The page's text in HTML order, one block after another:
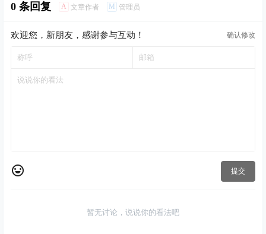
0 条回复 A 文章作者 M 管理员
欢迎您，新朋友，感谢参与互动！ 确认修改
提交
暂无讨论，说说你的看法吧